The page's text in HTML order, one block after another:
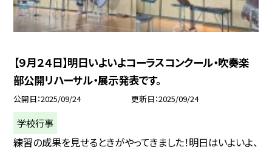
【９月２４日】明日いよいよコーラスコンクール・吹奏楽
部公開リハーサル・展示発表です。
公開日 2025/09/24 更新日 2025/09/24
学校行事
練習の成果を見せるときがやってきました！明日はいよいよ、